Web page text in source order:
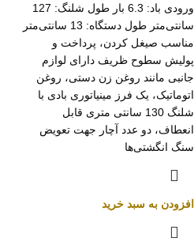
ورودی باد: 6.3 بار طول شلنگ: 127
سانتی‌متر طول دستگاه: 13 سانتی‌متر
مناسب صیغل کردن، پرداخت و
پولیش سطوح ظریف دارای لوازم
جانبی مانند روغن زن دستی، روغن
اتوماتیک، یک فرز مینیاتوری بادی با
شلنگ 130 سانتی متری قابل
انعطاف، دو عدد آچار جهت تعویض
سنگ انگشتی‌ها
افزودن به سبد خرید